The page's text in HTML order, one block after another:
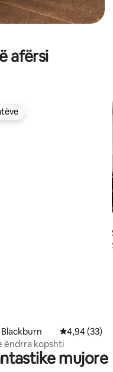
afërsi
vlerësime Vlerësimi
4,94 (33)
ëndrra kopshti
mujore